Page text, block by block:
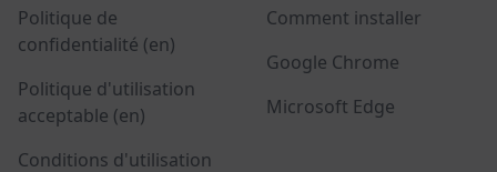
Politique de
confidentialité (en)
Politique d'utilisation
acceptable (en)
Conditions d'utilisation
Comment installer
Google Chrome
Microsoft Edge